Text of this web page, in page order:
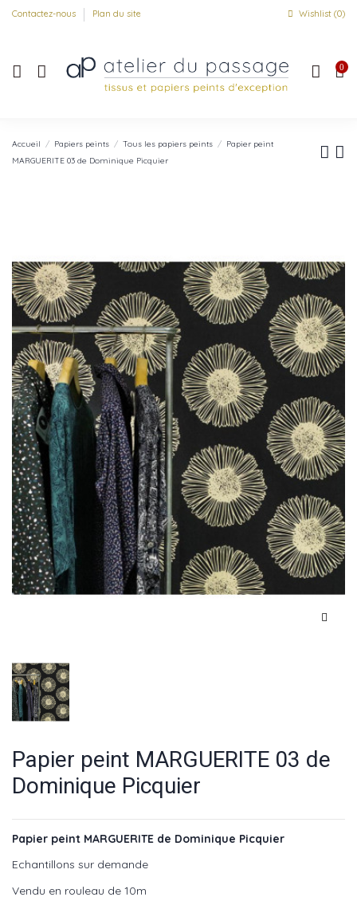
Contactez-nous Plan du site Wishlist (0)
0
Accueil Papiers peints Tous les papiers peints
Papier peint
MARGUERITE 03 de Dominique Picquier
Papier peint MARGUERITE 03 de
Dominique Picquier
Papier peint MARGUERITE de Dominique Picquier
Echantillons sur demande
Vendu en rouleau de 10m